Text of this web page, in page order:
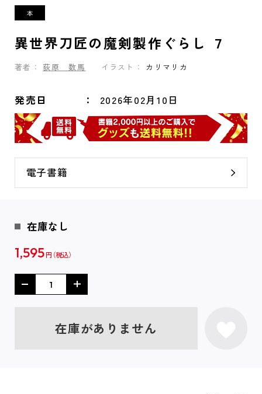
異世界刀匠の魔剣製作ぐらし ７
著者： 荻原 数馬 イラスト： カリマリカ
発売日 2026年02月10日
電子書籍
在庫なし
1,595 円
在庫がありません